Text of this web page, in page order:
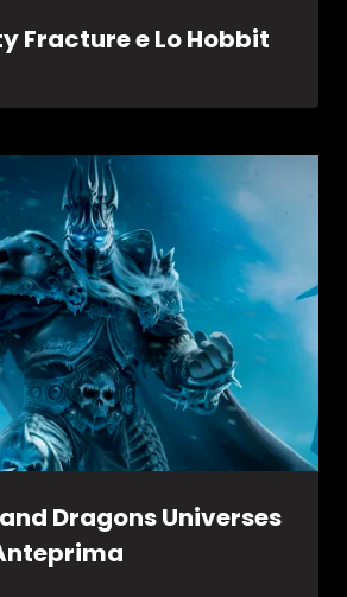
Fracture e Lo Hobbit
Dragons Universes